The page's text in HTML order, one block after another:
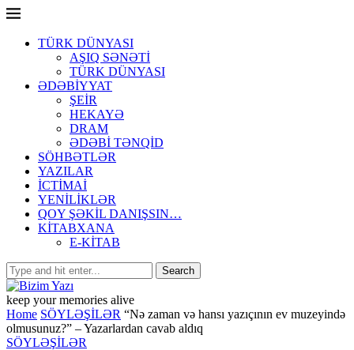
TÜRK DÜNYASI
AŞIQ SƏNƏTİ
TÜRK DÜNYASI
ƏDƏBİYYAT
ŞEİR
HEKAYƏ
DRAM
ƏDƏBİ TƏNQİD
SÖHBƏTLƏR
YAZILAR
İCTİMAİ
YENİLİKLƏR
QOY ŞƏKİL DANIŞSIN…
KİTABXANA
E-KİTAB
keep your memories alive
Home SÖYLƏŞİLƏR “Nə zaman və hansı yazıçının ev muzeyində
olmusunuz?” – Yazarlardan cavab aldıq
SÖYLƏŞİLƏR